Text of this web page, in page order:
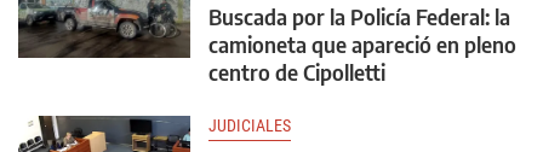
Buscada por la Policía Federal: la
camioneta que apareció en pleno
centro de Cipolletti
JUDICIALES